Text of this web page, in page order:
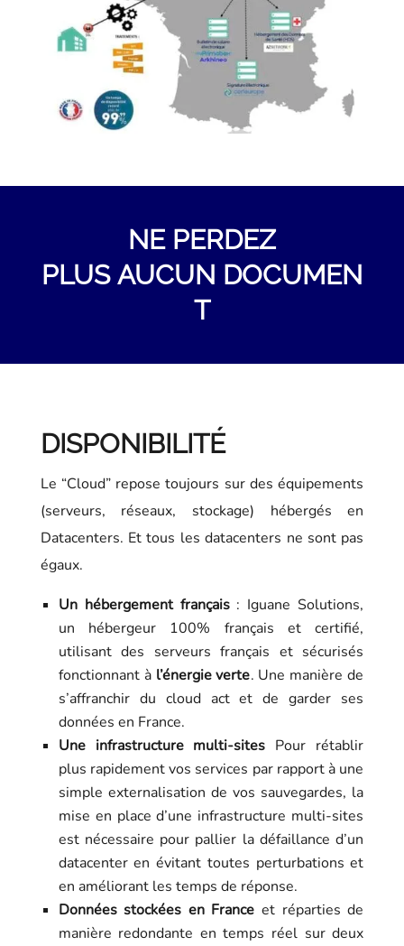
NE PERDEZ
PLUS AUCUN DOCUMEN
T
DISPONIBILITÉ
Le “Cloud” repose toujours sur des équipements
(serveurs, réseaux, stockage) hébergés en
Datacenters. Et tous les datacenters ne sont pas
égaux.
Un hébergement français: Iguane Solutions,
un hébergeur 100% français et certifié,
utilisant des serveurs français et sécurisés
fonctionnant à l’énergie verte. Une manière de
s’affranchir du cloud act et de garder ses
données en France.
Une infrastructure multi-sites Pour rétablir
plus rapidement vos services par rapport à une
simple externalisation de vos sauvegardes, la
mise en place d’une infrastructure multi-sites
est nécessaire pour pallier la défaillance d’un
datacenter en évitant toutes perturbations et
en améliorant les temps de réponse.
Données stockées en France et réparties de
manière redondante en temps réel sur deux